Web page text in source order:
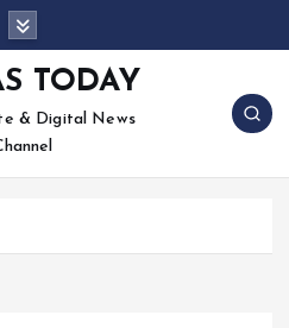
TODAY
& Digital News